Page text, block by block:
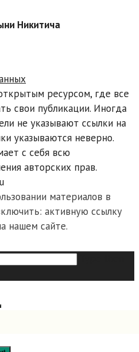
Никитича
ресурсом, где все
свои публикации. Иногда
не указывают ссылки на
указываются неверно.
с себя всю
авторских прав.
материалов в
активную ссылку
нашем сайте.